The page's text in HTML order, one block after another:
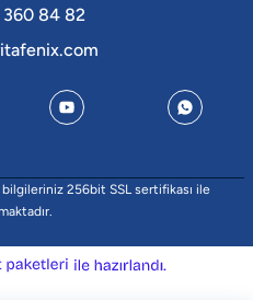
84 82
bilgileriniz 256bit SSL sertifikası ile
e-